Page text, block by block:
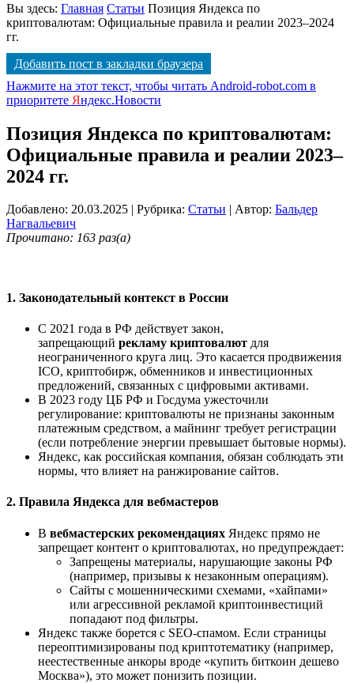
Вы здесь: Главная Статьи Позиция Яндекса по
криптовалютам: Официальные правила и реалии 2023–2024
гг.
Добавить пост в закладки браузера
Нажмите на этот текст, чтобы читать Android-robot.com в
приоритете Яндекс.Новости
Позиция Яндекса по криптовалютам:
Официальные правила и реалии 2023–
2024 гг.
Добавлено: 20.03.2025 | Рубрика: Статьи | Автор: Бальдер
Нагвальевич
Прочитано: 163 раз(а)
1. Законодательный контекст в России
С 2021 года в РФ действует закон,
запрещающий рекламу криптовалют для
неограниченного круга лиц. Это касается продвижения
ICO, криптобирж, обменников и инвестиционных
предложений, связанных с цифровыми активами.
В 2023 году ЦБ РФ и Госдума ужесточили
регулирование: криптовалюты не признаны законным
платежным средством, а майнинг требует регистрации
(если потребление энергии превышает бытовые нормы).
Яндекс, как российская компания, обязан соблюдать эти
нормы, что влияет на ранжирование сайтов.
2. Правила Яндекса для вебмастеров
В вебмастерских рекомендациях Яндекс прямо не
запрещает контент о криптовалютах, но предупреждает:
Запрещены материалы, нарушающие законы РФ
(например, призывы к незаконным операциям).
Сайты с мошенническими схемами, «хайпами»
или агрессивной рекламой криптоинвестиций
попадают под фильтры.
Яндекс также борется с SEO-спамом. Если страницы
переоптимизированы под криптотематику (например,
неестественные анкоры вроде «купить биткоин дешево
Москва»), это может понизить позиции.